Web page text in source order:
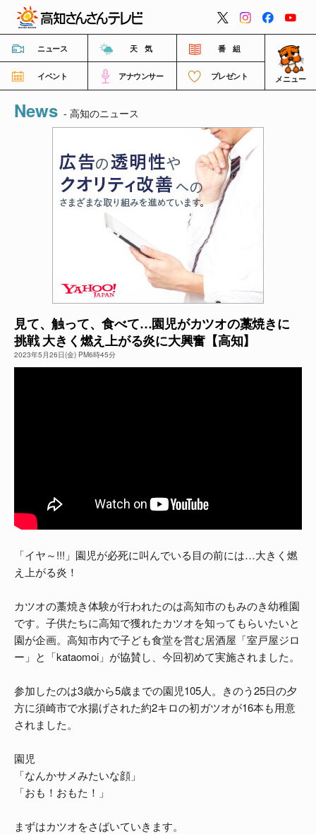
ニュース 天 気 番 組
イベント アナウンサー プレゼント メニュー
高知さんさんテレビについて
イベント情報
FNNビデオポスト（投稿）
ご意見・ご感想・ご要望
よくある質問
News - 高知のニュース
見て、触って、食べて…園児がカツオの藁焼きに
挑戦 大きく燃え上がる炎に大興奮【高知】
2023年5月26日(金) PM6時45分
「イヤ～!!!」園児が必死に叫んでいる目の前には…大きく燃
え上がる炎！
カツオの藁焼き体験が行われたのは高知市のもみのき幼稚園
です。子供たちに高知で獲れたカツオを知ってもらいたいと
園が企画。高知市内で子ども食堂を営む居酒屋「室戸屋ジロ
ー」と「kataomoi」が協賛し、今回初めて実施されました。
参加したのは3歳から5歳までの園児105人。きのう25日の夕
方に須崎市で水揚げされた約2キロの初ガツオが16本も用意
されました。
園児
「なんかサメみたいな顔」
「おも！おもた！」
まずはカツオをさばいていきます。